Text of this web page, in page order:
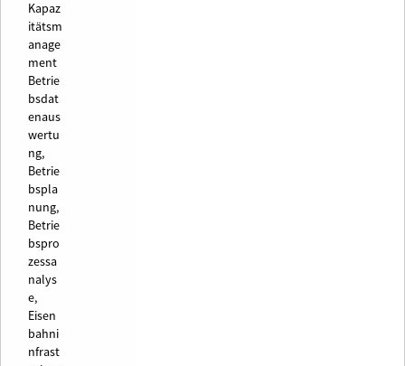
Kapaz
itätsm
anage
ment
Betrie
bsdat
enaus
wertu
ng,
Betrie
bspla
nung,
Betrie
bspro
zessa
nalys
e,
Eisen
bahni
nfrast